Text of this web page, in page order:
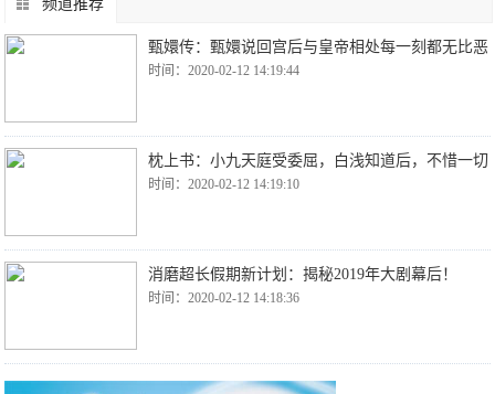
频道推荐
甄嬛传：甄嬛说回宫后与皇帝相处每一刻都无比恶
时间：2020-02-12 14:19:44
枕上书：小九天庭受委屈，白浅知道后，不惜一切
时间：2020-02-12 14:19:10
消磨超长假期新计划：揭秘2019年大剧幕后！
时间：2020-02-12 14:18:36